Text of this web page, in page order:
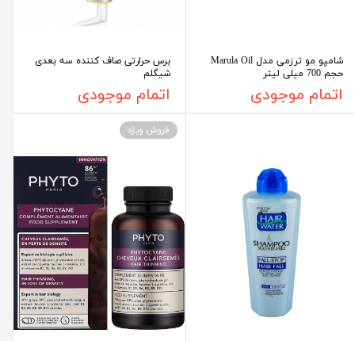
شامپو مو ترزمی مدل Marula Oil
حجم 700 میلی لیتر
اتمام موجودی
برس حرارتی صاف کننده سه بعدی
شیگلم
اتمام موجودی
فروش ویژه